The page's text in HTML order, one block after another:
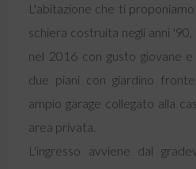
L'abitazione che ti
schiera costruita negli anni
nel 2016 con gusto giovane
due piani con giardino
ampio garage collegato alla
area privata.
L'ingresso avviene dal